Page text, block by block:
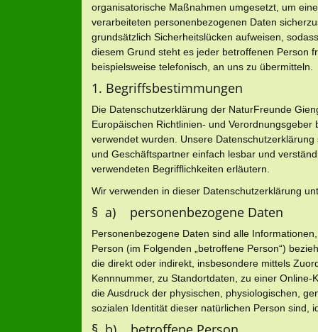
organisatorische Maßnahmen umgesetzt, um
verarbeiteten personenbezogenen Daten
grundsätzlich Sicherheitslücken aufweisen,
diesem Grund steht es jeder betroffenen Person
beispielsweise telefonisch, an uns zu übermitteln.
1. Begriffsbestimmungen
Die Datenschutzerklärung der NaturFreunde
Europäischen Richtlinien- und
verwendet wurden. Unsere
und Geschäftspartner einfach lesbar und
verwendeten Begrifflichkeiten erläutern.
Wir verwenden in dieser Datenschutzerklärung
§ a) personenbezogene Daten
Personenbezogene Daten sind alle
Person (im Folgenden „betroffene Person“)
die direkt oder indirekt, insbesondere mittels
Kennnummer, zu Standortdaten, zu einer
die Ausdruck der physischen, physiologischen,
sozialen Identität dieser natürlichen Person sind,